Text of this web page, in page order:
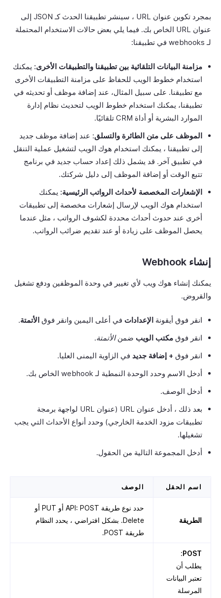
بمجرد تكوين عنوان URL ، سينشر تطبيقنا الحدث كـ JSON إلى
عنوان URL الخاص بك. فيما يلي بعض حالات الاستخدام المحتملة
لـ webhooks في تطبيقنا:
مزامنة البيانات التلقائية بين تطبيقنا والتطبيقات الأخرى: يمكنك
استخدام خطوط الويب للحفاظ على مزامنة التطبيقات الأخرى
مع تطبيقنا. على سبيل المثال، عند إضافة موظف أو تحديثه في
تطبيقنا، يمكنك استخدام خطوط الويب لتحديث نظام إدارة
الموارد البشرية أو أداة CRM تلقائيًا.
الموظف على متن الطائرة والتسلق: عند إضافة موظف جديد
إلى تطبيقنا ، يمكنك استخدام هوك الويب لتشغيل عملية التنقل
في تطبيق آخر. قد يشمل ذلك إعداد حساب جديد في برنامج
تتبع الوقت أو إضافة الموظف إلى دليل شركتك.
الإشعارات المخصصة لأحداث الرواتب الرئيسية: يمكنك
استخدام هوك الويب لإرسال إشعارات مخصصة إلى تطبيقات
أخرى عند حدوث أحداث محددة لكشوف الرواتب ، مثل عندما
يحصل الموظف على زيادة أو عند تقديم ضرائب الرواتب.
إنشاء Webhook
يمكنك إنشاء هوك ويب لأي تغيير في وحدة الموظفين ودفع تشغيل
والقروض.
انقر فوق أيقونة الإعدادات في أعلى اليمين وانقر فوق الأتمتة.
انقر فوق مكتب الويب ضمنالأتمتة.
انقر فوق + إضافة جديد في الزاوية اليمنى العليا.
أدخل الاسم وحدد الوحدة النمطية لـ webhook الخاص بك.
أدخل الوصف.
بعد ذلك ، أدخل عنوان URL (عنوان URL لواجهة برمجة
تطبيقات مزود الخدمة الخارجي) وحدد أنواع الأحداث التي يجب
تشغيلها.
أدخل المجموعة التالية من الحقول.
اسم الحقل الوصف
الطريقة
حدد نوع طريقة API: POST أو PUT أو
Delete. بشكل افتراضي ، يحدد النظام
طريقة POST.
POST
:
يطلب أن
تعتبر البيانات
المرسلة